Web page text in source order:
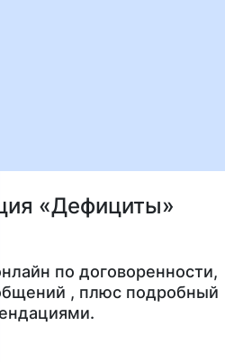
«Дефициты»
по договоренности,
, плюс подробный